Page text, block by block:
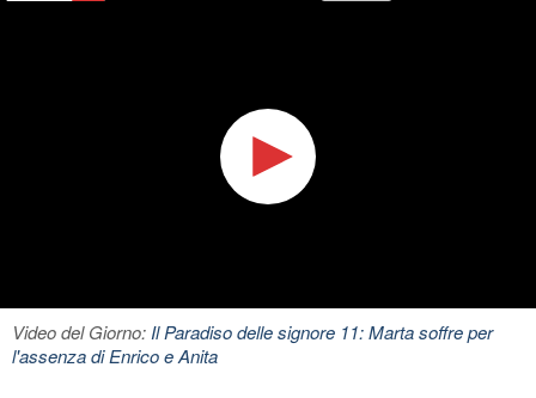
Video del Giorno:Il Paradiso delle signore 11: Marta soffre per
l'assenza di Enrico e Anita